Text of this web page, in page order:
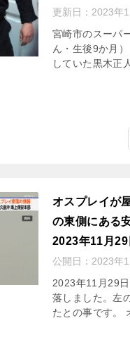
更新日： 2023年
宮崎市のスーパ
ん・生後9か月
していた黒木正
オスプレイが
の東側にある
2023年11月29
公開日： 2023年
2023年11月29
落しました。左
たとの事です。